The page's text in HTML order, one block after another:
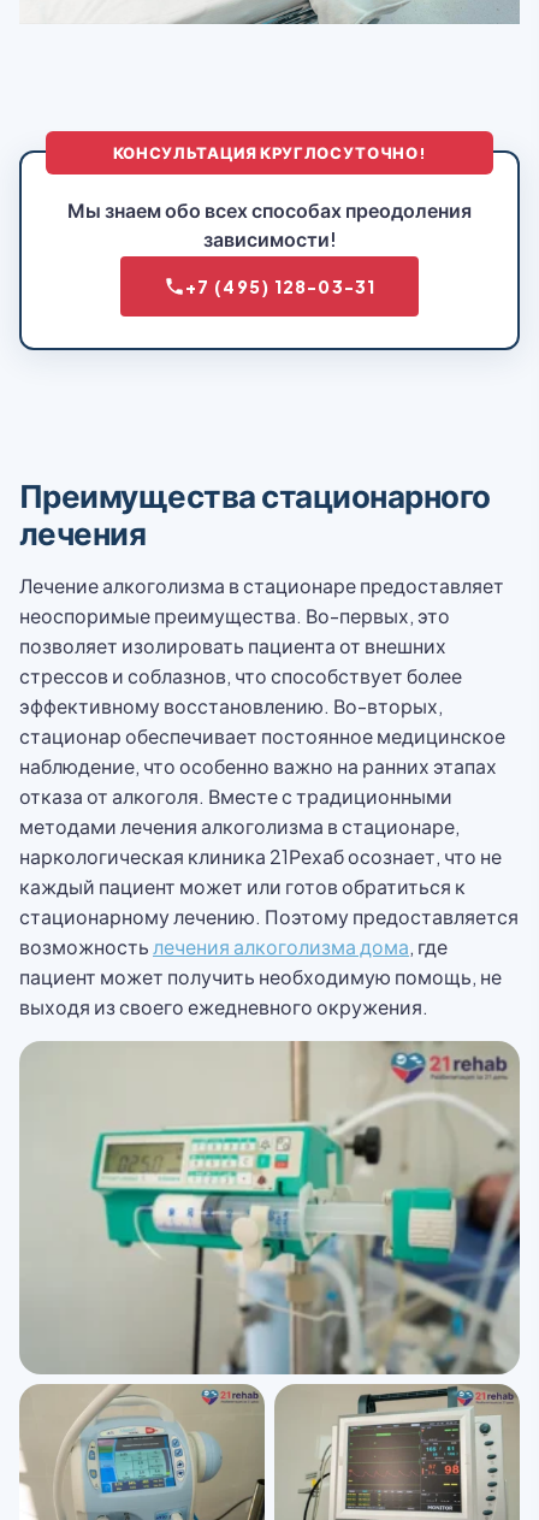
КОНСУЛЬТАЦИЯ КРУГЛОСУТОЧНО!
Мы знаем обо всех способах преодоления
зависимости!
+7 (495) 128-03-31
Преимущества стационарного
лечения
Лечение алкоголизма в стационаре предоставляет
неоспоримые преимущества. Во-первых, это
позволяет изолировать пациента от внешних
стрессов и соблазнов, что способствует более
эффективному восстановлению. Во-вторых,
стационар обеспечивает постоянное медицинское
наблюдение, что особенно важно на ранних этапах
отказа от алкоголя. Вместе с традиционными
методами лечения алкоголизма в стационаре,
наркологическая клиника 21Рехаб осознает, что не
каждый пациент может или готов обратиться к
стационарному лечению. Поэтому предоставляется
возможность лечения алкоголизма дома, где
пациент может получить необходимую помощь, не
выходя из своего ежедневного окружения.